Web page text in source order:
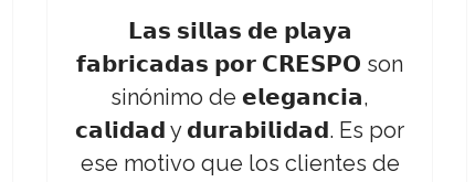
𝗟𝗮𝘀 𝘀𝗶𝗹𝗹𝗮𝘀 𝗱𝗲 𝗽𝗹𝗮𝘆𝗮
𝗳𝗮𝗯𝗿𝗶𝗰𝗮𝗱𝗮𝘀 𝗽𝗼𝗿 𝗖𝗥𝗘𝗦𝗣𝗢 son
sinónimo de 𝗲𝗹𝗲𝗴𝗮𝗻𝗰𝗶𝗮,
𝗰𝗮𝗹𝗶𝗱𝗮𝗱 y 𝗱𝘂𝗿𝗮𝗯𝗶𝗹𝗶𝗱𝗮𝗱. Es por
ese motivo que los clientes de